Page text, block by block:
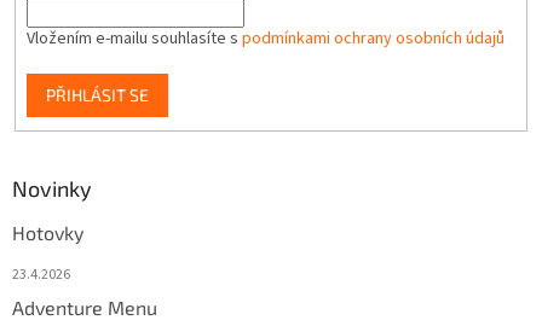
Vložením e-mailu souhlasíte s podmínkami ochrany osobních údajů
PŘIHLÁSIT SE
Novinky
Hotovky
23.4.2026
Adventure Menu